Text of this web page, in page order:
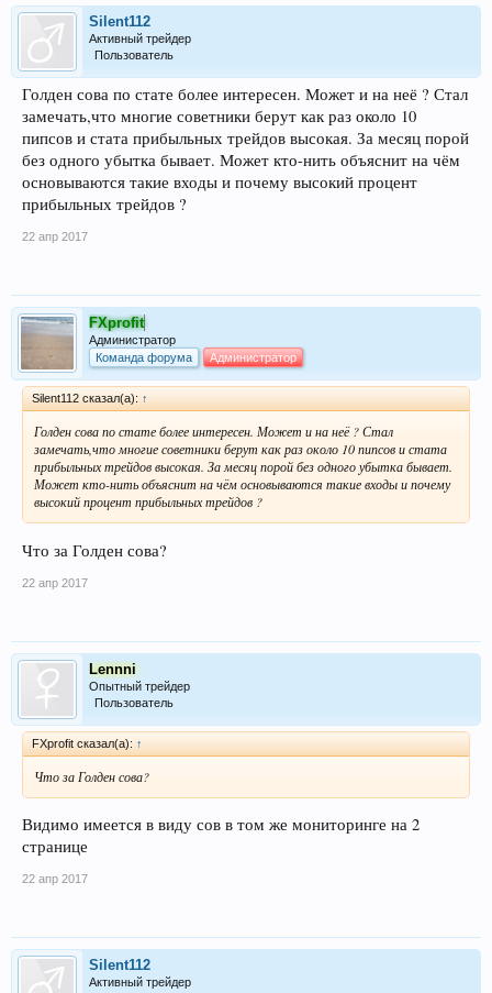
Silent112
Активный трейдер
Пользователь
Голден сова по стате более интересен. Может и на неё ? Стал
замечать,что многие советники берут как раз около 10
пипсов и стата прибыльных трейдов высокая. За месяц порой
без одного убытка бывает. Может кто-нить объяснит на чём
основываются такие входы и почему высокий процент
прибыльных трейдов ?
22 апр 2017
FXprofit
Администратор
Команда форума
Администратор
Silent112 сказал(а): ↑
Голден сова по стате более интересен. Может и на неё ? Стал
замечать,что многие советники берут как раз около 10 пипсов и стата
прибыльных трейдов высокая. За месяц порой без одного убытка бывает.
Может кто-нить объяснит на чём основываются такие входы и почему
высокий процент прибыльных трейдов ?
Что за Голден сова?
22 апр 2017
Lennni
Опытный трейдер
Пользователь
FXprofit сказал(а): ↑
Что за Голден сова?
Видимо имеется в виду сов в том же мониторинге на 2
странице
22 апр 2017
Silent112
Активный трейдер